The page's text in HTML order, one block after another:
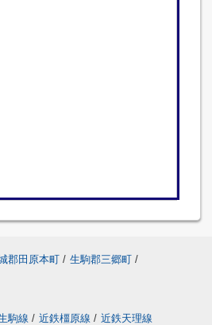
郡田原本町 / 生駒郡三郷町 /
駒線 / 近鉄橿原線 / 近鉄天理線